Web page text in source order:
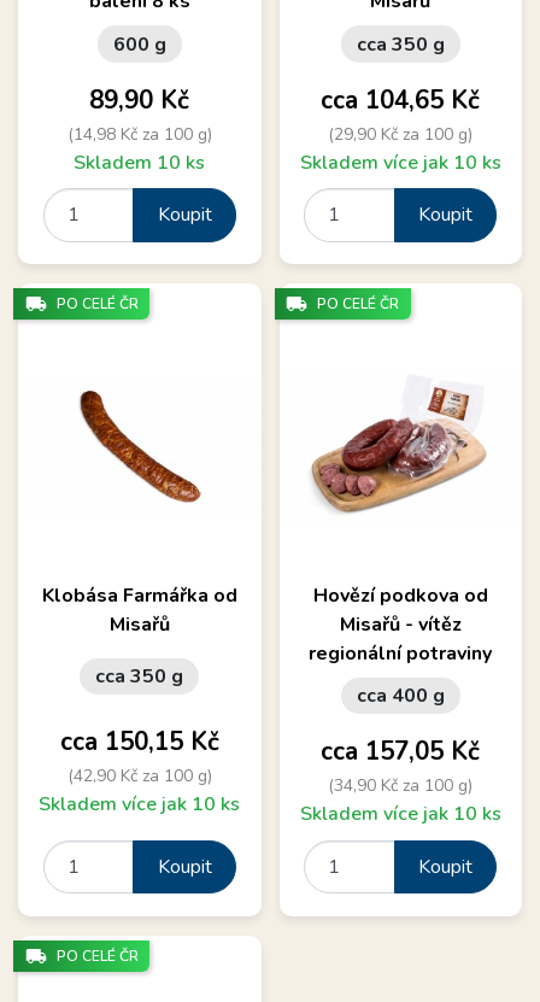
600 g
Cena
89,90 Kč
(14,98 Kč za 100 g)
Skladem 10 ks
Koupit
cca 350 g
Cena
cca 104,65 Kč
(29,90 Kč za 100 g)
Skladem více jak 10 ks
Koupit
Klobása Farmářka od
Misařů
cca 350 g
Cena
cca 150,15 Kč
(42,90 Kč za 100 g)
Skladem více jak 10 ks
Koupit
local_shipping PO CELÉ ČR
Hovězí podkova od
Misařů - vítěz
regionální potraviny
cca 400 g
Cena
cca 157,05 Kč
(34,90 Kč za 100 g)
Skladem více jak 10 ks
Koupit
local_shipping PO CELÉ ČR
local_shipping PO CELÉ ČR